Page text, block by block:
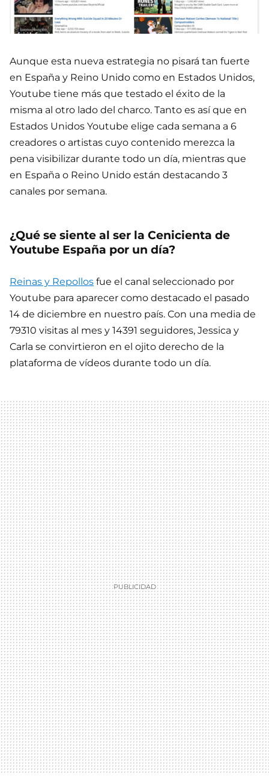
Aunque esta nueva estrategia no pisará tan fuerte
en España y Reino Unido como en Estados Unidos,
Youtube tiene más que testado el éxito de la
misma al otro lado del charco. Tanto es así que en
Estados Unidos Youtube elige cada semana a 6
creadores o artistas cuyo contenido merezca la
pena visibilizar durante todo un día, mientras que
en España o Reino Unido están destacando 3
canales por semana.
¿Qué se siente al ser la Cenicienta de
Youtube España por un día?
Reinas y Repollos fue el canal seleccionado por
Youtube para aparecer como destacado el pasado
14 de diciembre en nuestro país. Con una media de
79310 visitas al mes y 14391 seguidores, Jessica y
Carla se convirtieron en el ojito derecho de la
plataforma de vídeos durante todo un día.